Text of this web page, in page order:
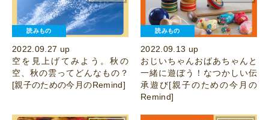
読みもの
2022.09.27 up
空を見上げてみよう。秋の
空、秋の雲ってどんなもの？
[親子のための今月のRemind]
読みもの
2022.09.13 up
おじいちゃんおばあちゃんと
一緒に遊ぼう！なつかしい伝
承遊び[親子のための今月の
Remind]